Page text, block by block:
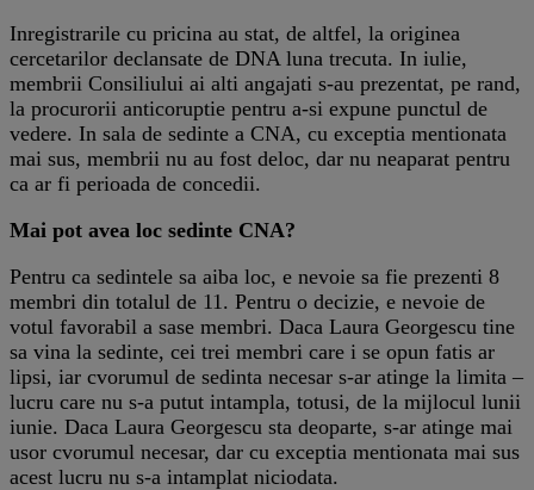
Inregistrarile cu pricina au stat, de altfel, la originea
cercetarilor declansate de DNA luna trecuta. In iulie,
membrii Consiliului ai alti angajati s-au prezentat, pe rand,
la procurorii anticoruptie pentru a-si expune punctul de
vedere. In sala de sedinte a CNA, cu exceptia mentionata
mai sus, membrii nu au fost deloc, dar nu neaparat pentru
ca ar fi perioada de concedii.
Mai pot avea loc sedinte CNA?
Pentru ca sedintele sa aiba loc, e nevoie sa fie prezenti 8
membri din totalul de 11. Pentru o decizie, e nevoie de
votul favorabil a sase membri. Daca Laura Georgescu tine
sa vina la sedinte, cei trei membri care i se opun fatis ar
lipsi, iar cvorumul de sedinta necesar s-ar atinge la limita –
lucru care nu s-a putut intampla, totusi, de la mijlocul lunii
iunie. Daca Laura Georgescu sta deoparte, s-ar atinge mai
usor cvorumul necesar, dar cu exceptia mentionata mai sus
acest lucru nu s-a intamplat niciodata.